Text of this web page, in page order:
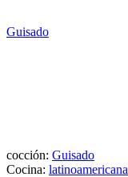
Guisado
cocción: Guisado
Cocina: latinoamericana